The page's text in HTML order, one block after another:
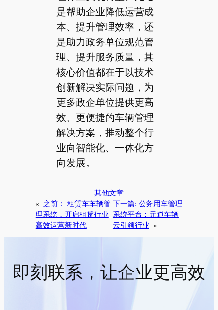
是帮助企业降低运营成
本、提升管理效率，还
是助力政务单位规范管
理、提升服务质量，其
核心价值都在于以技术
创新解决实际问题，为
更多政企单位提供更高
效、更便捷的车辆管理
解决方案，推动整个行
业向智能化、一体化方
向发展。
其他文章
«
之前： 租赁车车辆管
理系统，开启租赁行业
高效运营新时代
下一篇: 公务用车管理
系统平台：元道车辆
云引领行业 »
即刻联系，让企业更高效